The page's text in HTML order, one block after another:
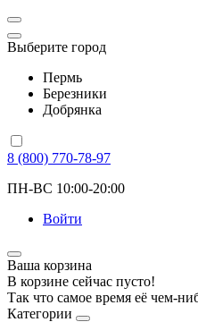
Выберите город
Пермь
Березники
Добрянка
8 (800) 770-78-97
ПН-ВС 10:00-20:00
Войти
Ваша корзина
В корзине сейчас пусто!
Так что самое время её чем-
Категории